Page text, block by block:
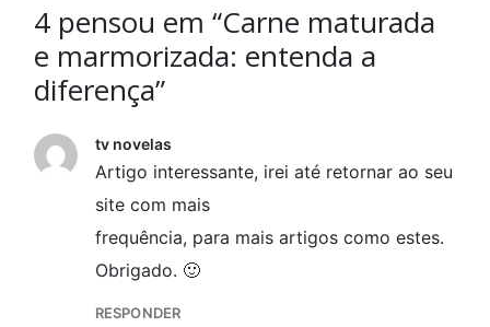
4 pensou em “Carne maturada
e marmorizada: entenda a
diferença”
tv novelas
Artigo interessante, irei até retornar ao seu
site com mais
frequência, para mais artigos como estes.
Obrigado. 🙂
RESPONDER